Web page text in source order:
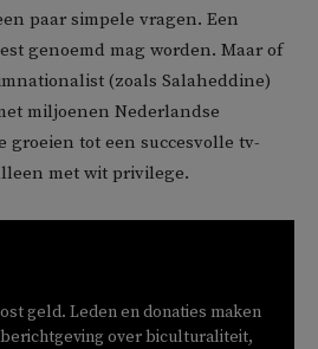
paar simpele vragen. Een
genoemd mag worden. Maar of
(zoals Salaheddine)
miljoenen Nederlandse
groeien tot een succesvolle tv-
met wit privilege.
geld. Leden en donaties maken
over biculturaliteit,